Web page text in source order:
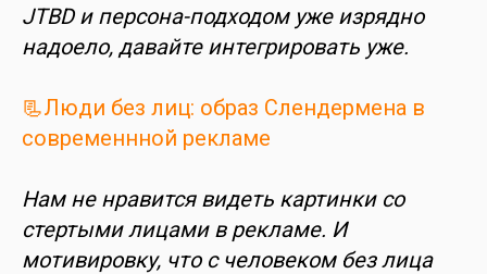
JTBD и персона-подходом уже изрядно
надоело, давайте интегрировать уже.
📃Люди без лиц: образ Слендермена в
современнной рекламе
Нам не нравится видеть картинки со
стертыми лицами в рекламе. И
мотивировку, что с человеком без лица